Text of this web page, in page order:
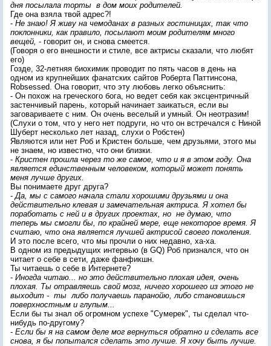
дня посылала торты в дом моих родителей.
Где она взяла твой адрес?!
- Не знаю! Я живу на чемоданах в разных гостиницах, так что
поклонники, как правило, посылают моим родителям много
вещей, - говорит он, и снова смеется.
(Говоря о его внешности и стиле, все актрисы сказали, что любят
его)
Гозде, 32-летняя биохимик проводит по пять часов в день на
одном из крупнейших фанатских сайтов Роберта Паттинсона,
Robsessed. Она говорит, что эту любовь легко объяснить:
- Он похож на греческого бога, но ведет себя как эксцентричный
застенчивый парень, который начинает заикаться, если вы
заговариваете с ним. Он очень веселый и умный. Он неотразим!
(Слухи о том, что у него нет подруги, но что он встречался с Ниной
Шуберт несколько лет назад, слухи о Робстен)
Являются или нет Роб и Кристен больше, чем друзьями, этого мы
не знаем, но известно, что они близки.
- Кристен прошла через то же самое, что и я в этом году. Она
является единственным человеком, который может понять
меня лучше других.
Вы понимаете друг друга?
- Да, мы с самого начала стали хорошими друзьями и она
действительно клевая и замечательная актриса. Я хотел бы
поработать с ней и в других проектах, но не думаю, что
теперь мы смогли бы, по крайней мере, еще некоторое время. Я
считаю, что она является лучшей актрисой своего поколения.
И это после всего, что мы прочли о них недавно, ха-ха.
В одном из предыдущих интервью (в GQ) Роб признался, что он
читает о себе в сети, даже фанфикшн.
Ты читаешь о себе в Интернете?
- Иногда читаю... но это действительно плохая идея, очень
плохая. Ты отравляешь свой мозг, ничего хорошего из этого не
выходит - ты либо получаешь паранойю, либо становишься
поверхностным и глупым...
Если бы ты знал об огромном успехе "Сумерек", ты сделал что-
нибудь по-другому?
- Если бы я на самом деле мог вернуться обратно и сделать все
снова, я бы попытался сделать это лучше. Я хочу быть лучше.